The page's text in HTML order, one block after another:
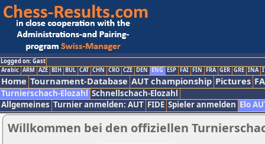
Logged on: Gast
Arabic ARM AZE BIH BUL CAT CHN CRO CZE DEN ENG ESP FAI FIN FRA GER GRE INA
Home Tournament-Database AUT championship Pictures
Turnierschach-Elozahl Schnellschach-Elozahl
Allgemeines Turnier anmelden: AUT FIDE Spieler anmelden Elo
Willkommen bei den offiziellen